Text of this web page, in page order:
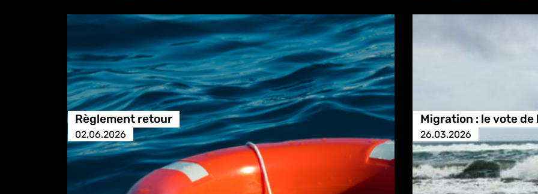
Règlement retour
02.06.2026
Migration : le vote de
26.03.2026